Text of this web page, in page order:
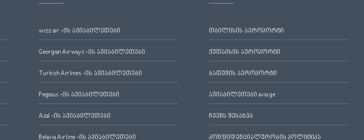
wizz air -ის ავიაბილეთები
Georgian Airways -ის ავიაბილეთები
Turkish Airlines -ის ავიაბილეთები
Pegasus -ის ავიაბილეთები
Azal -ის ავიაბილეთები
Belavia Airline -ის ავიაბილეთები
თბილისის აეროპორტი
ქუთაისის აეროპორტი
ბათუმის აეროპორტი
ავიაბილეთები avia.ge
ჩვენს შესახებ
კონფიდენციალურობის პოლიტიკა